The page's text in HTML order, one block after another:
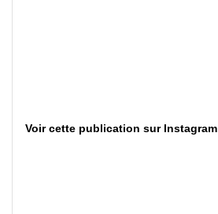
Voir cette publication sur Instagram